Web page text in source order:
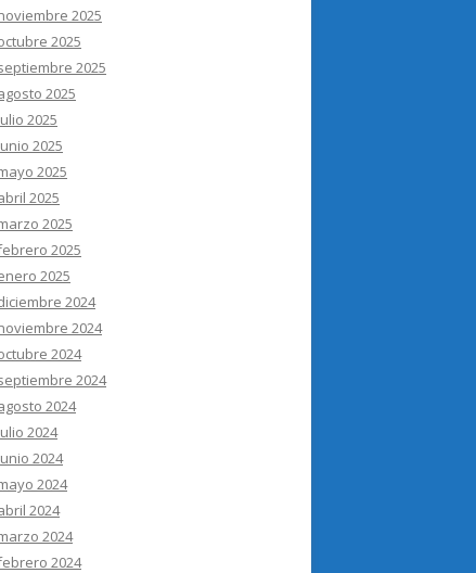
2025
2025
2025
2025
2025
2025
2025
2025
2025
2025
2025
2024
2024
2024
2024
2024
2024
2024
2024
2024
2024
2024